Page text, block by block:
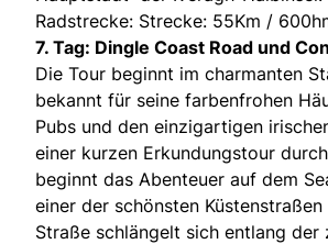
Radstrecke: Strecke: 55Km /
7. Tag: Dingle Coast Road und
Die Tour beginnt im charmanten
bekannt für seine farbenfrohen
Pubs und den einzigartigen
einer kurzen Erkundungstour
beginnt das Abenteuer auf dem
einer der schönsten Küstenstraßen
Straße schlängelt sich entlang der